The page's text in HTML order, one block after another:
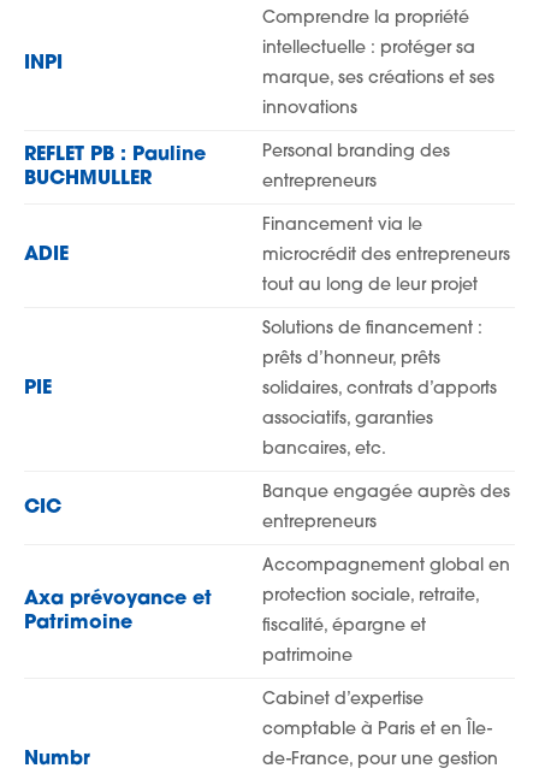
INPI
Comprendre la propriété
intellectuelle : protéger sa
marque, ses créations et ses
innovations
REFLET PB : Pauline
BUCHMULLER
Personal branding des
entrepreneurs
ADIE
Financement via le
microcrédit des entrepreneurs
tout au long de leur projet
PIE
Solutions de financement :
prêts d’honneur, prêts
solidaires, contrats d’apports
associatifs, garanties
bancaires, etc.
CIC
Banque engagée auprès des
entrepreneurs
Axa prévoyance et
Patrimoine
Accompagnement global en
protection sociale, retraite,
fiscalité, épargne et
patrimoine
Numbr
Cabinet d’expertise
comptable à Paris et en Île-
de-France, pour une gestion